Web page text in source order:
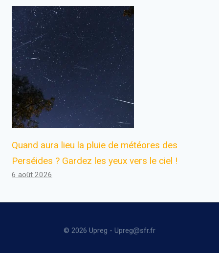
Quand aura lieu la pluie de météores des
Perséides ? Gardez les yeux vers le ciel !
6 août 2026
© 2026 Upreg - Upreg@sfr.fr